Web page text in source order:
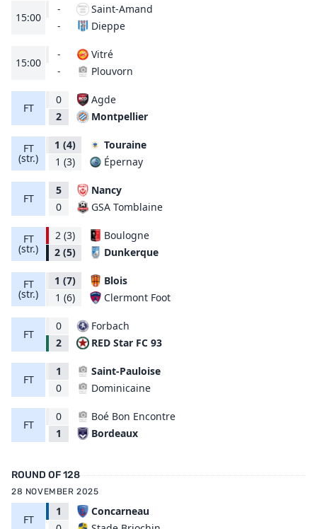
15:00
-
-
Saint-Amand
Dieppe
15:00
-
-
Vitré
Plouvorn
FT
0
2
Agde
Montpellier
FT
(str.)
1 (4)
1 (3)
Touraine
Épernay
FT
5
0
Nancy
GSA Tomblaine
FT
(str.)
2 (3)
2 (5)
Boulogne
Dunkerque
FT
(str.)
1 (7)
1 (6)
Blois
Clermont Foot
FT
0
2
Forbach
RED Star FC 93
FT
1
0
Saint-Pauloise
Dominicaine
FT
0
1
Boé Bon Encontre
Bordeaux
ROUND OF 128
28 NOVEMBER 2025
FT
1
Concarneau